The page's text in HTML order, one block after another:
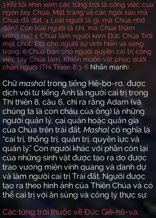
3 Khi tôi nhìn xem các từng trời là công việc của
ngón tay Chúa, Mặt trăng và các ngôi sao mà
Chúa đã đặt, 4 Loài người là gì, mà Chúa nhớ
đến? Con loài người là chi, mà Chúa thăm
viếng nó? 5 Chúa làm người kém Đức Chúa Trời
một chút, Đội cho người sự vinh hiển và sang
trọng. 6 Chúa ban cho người quyền cai trị công
việc tay Chúa làm, Khiến muôn vật phục dưới
chân người (Thi Thiên 8:3-6 Nhấn mạnh).
Chữ mashal trong tiếng Hê-bơ-rơ, được
dịch với từ tiếng Anh là người cai trị trong
Thi thiên 8, câu 6, chỉ ra rằng Adam (và
chúng ta là con cháu của ông) là những
người quản lý, cai quản hoặc quản gia
của Chúa trên trái đất. Mashal có nghĩa là
“cai trị, thống trị, quản trị, quyền lực và
quản lý.” Con người khác với phần còn lại
của những sinh vật được tạo ra do được
trao vương miện vinh quang và danh dự
và làm người cai trị Trái đất. Người được
tạo ra theo hình ảnh của Thiên Chúa và có
thể cai trị với ân sủng và công lý thực sự.
Các từng trời thuộc về Đức Giê-hô-va;